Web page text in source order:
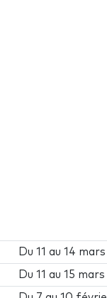
Du11 au14
Du11 au15